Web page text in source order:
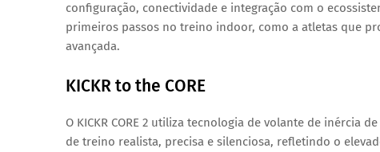
configuração, conectividade e integração com o
primeiros passos no treino indoor, como a atletas que
avançada.
KICKR to the CORE
O KICKR CORE 2 utiliza tecnologia de volante de inércia de
de treino realista, precisa e silenciosa, refletindo o